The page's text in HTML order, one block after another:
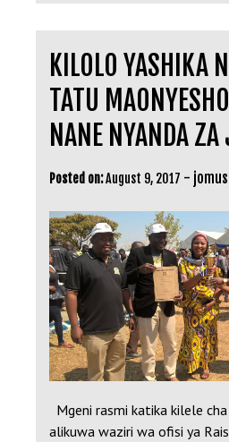
KILOLO YASHIKA
TATU
NANE NYANDA ZA
Posted on:August 9, 2017 -
Mgeni rasmi katika kilele
alikuwa waziri wa ofisi ya